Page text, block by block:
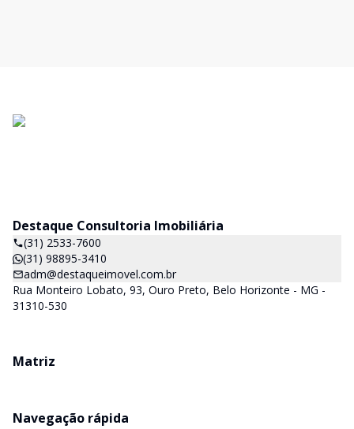
Destaque Consultoria Imobiliária
(31) 2533-7600
(31) 98895-3410
adm@destaqueimovel.com.br
Rua Monteiro Lobato, 93, Ouro Preto, Belo Horizonte - MG -
31310-530
Matriz
Navegação rápida